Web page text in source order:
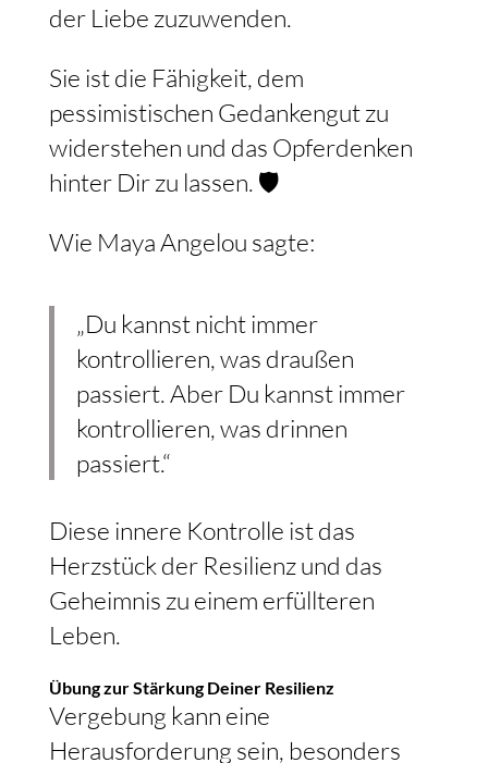
der Liebe zuzuwenden.
Sie ist die Fähigkeit, dem
pessimistischen Gedankengut zu
widerstehen und das Opferdenken
hinter Dir zu lassen. 🛡️
Wie Maya Angelou sagte:
„Du kannst nicht immer
kontrollieren, was draußen
passiert. Aber Du kannst immer
kontrollieren, was drinnen
passiert.“
Diese innere Kontrolle ist das
Herzstück der Resilienz und das
Geheimnis zu einem erfüllteren
Leben.
Übung zur Stärkung Deiner Resilienz
Vergebung kann eine
Herausforderung sein, besonders